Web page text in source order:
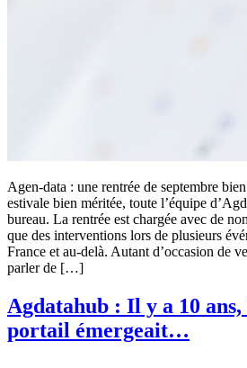
Agen-data : une rentrée de septembre
estivale bien méritée, toute l’équipe
bureau. La rentrée est chargée avec de
que des interventions lors de plusieurs
France et au-delà. Autant d’occasion de
parler de […]
Agdatahub : Il y a 10 ans,
portail émergeait…